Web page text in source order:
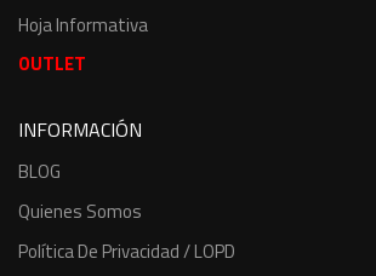
Hoja Informativa
OUTLET
INFORMACIÓN
BLOG
Quienes Somos
Política De Privacidad / LOPD